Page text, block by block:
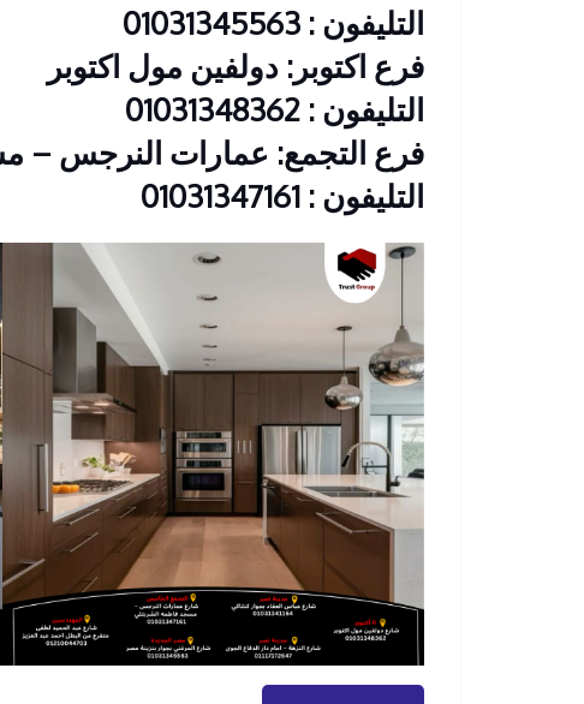
التليفون : 01031345563
فرع اكتوبر: دولفين مول اكتوبر
التليفون : 01031348362
فرع التجمع: عمارات النرجس –
التليفون : 01031347161